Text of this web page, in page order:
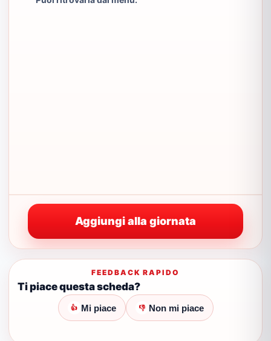
Aggiungi alla giornata
FEEDBACK RAPIDO
Ti piace questa scheda?
👍 Mi piace 👎 Non mi piace